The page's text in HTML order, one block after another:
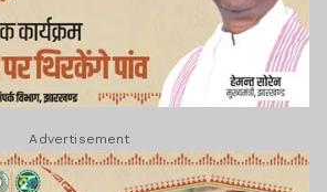
Advertisement